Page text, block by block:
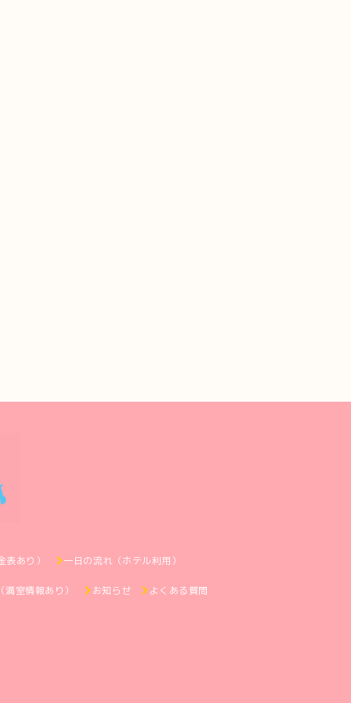
表あり） 一日の流れ（ホテル利用）
室情報あり） お知らせ よくある質問